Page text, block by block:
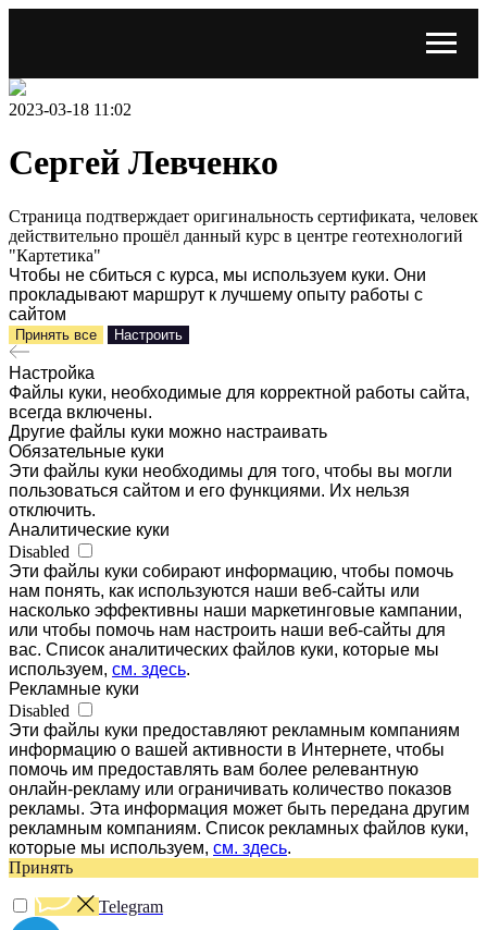
2023-03-18 11:02
Сергей Левченко
Страница подтверждает оригинальность сертификата, человек
действительно прошёл данный курс в центре геотехнологий
"Картетика"
Чтобы не сбиться с курса, мы используем куки. Они
прокладывают маршрут к лучшему опыту работы с
сайтом
Принять все Настроить
Настройка
Файлы куки, необходимые для корректной работы сайта,
всегда включены.
Другие файлы куки можно настраивать
Обязательные куки
Эти файлы куки необходимы для того, чтобы вы могли
пользоваться сайтом и его функциями. Их нельзя
отключить.
Аналитические куки
Disabled
Эти файлы куки собирают информацию, чтобы помочь
нам понять, как используются наши веб-сайты или
насколько эффективны наши маркетинговые кампании,
или чтобы помочь нам настроить наши веб-сайты для
вас. Список аналитических файлов куки, которые мы
используем, см. здесь.
Рекламные куки
Disabled
Эти файлы куки предоставляют рекламным компаниям
информацию о вашей активности в Интернете, чтобы
помочь им предоставлять вам более релевантную
онлайн-рекламу или ограничивать количество показов
рекламы. Эта информация может быть передана другим
рекламным компаниям. Список рекламных файлов куки,
которые мы используем, см. здесь.
Принять
Telegram